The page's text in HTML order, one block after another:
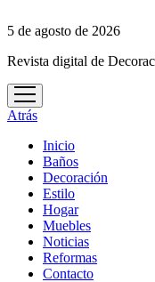
5 de agosto de 2026
Revista digital de
abrir
menú
Atrás
Inicio
Baños
Decoración
Estilo
Hogar
Muebles
Noticias
Reformas
Contacto